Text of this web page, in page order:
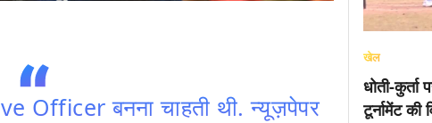
Officer बनना चाहती थी. न्यूज़पेपर
खेल
धोती-
टूर्नामेंट की